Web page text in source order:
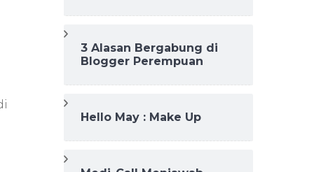
3 Alasan Bergabung di
Blogger Perempuan
Hello May : Make Up